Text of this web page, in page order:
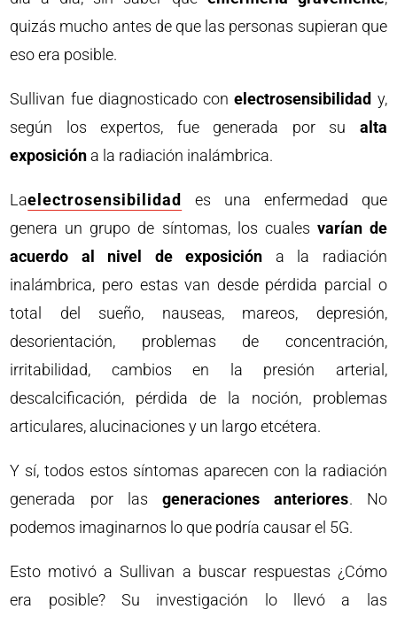
quizás mucho antes de que las personas supieran que
eso era posible.
Sullivan fue diagnosticado conelectrosensibilidad y,
según los expertos, fue generada por su alta
exposición a la radiación inalámbrica.
Laelectrosensibilidad
es una enfermedad que
genera un grupo de síntomas, los cuales varían de
acuerdo al nivel de exposición a la radiación
inalámbrica, pero estas van desde pérdida parcial o
total del sueño, nauseas, mareos, depresión,
desorientación, problemas de concentración,
irritabilidad, cambios en la presión arterial,
descalcificación, pérdida de la noción, problemas
articulares, alucinaciones y un largo etcétera.
Y sí, todos estos síntomas aparecen con la radiación
generada por lasgeneraciones anteriores. No
podemos imaginarnos lo que podría causar el 5G.
Esto motivó a Sullivan a buscar respuestas ¿Cómo
era posible? Su investigación lo llevó a las